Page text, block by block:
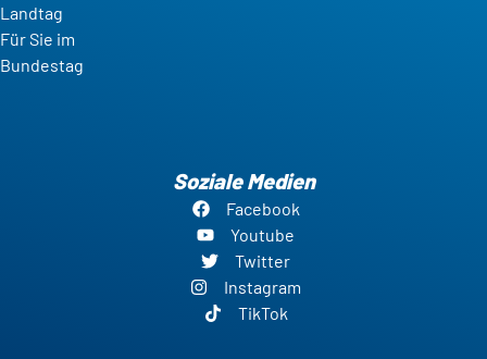
Landtag
Für Sie im
Bundestag
Soziale Medien
Facebook
Youtube
Twitter
Instagram
TikTok